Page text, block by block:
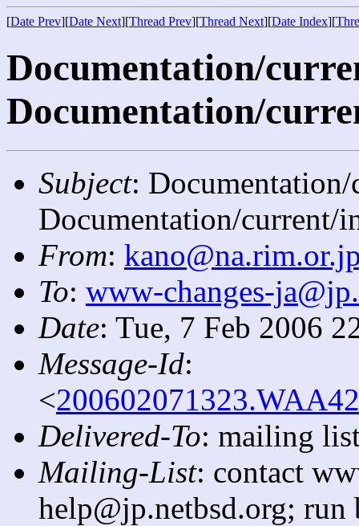
[Date Prev][Date Next][Thread Prev][Thread Next][Date Index][
Documentation/
Documentation/
Subject:
Documentation/current/
From:
To: www-changes-
Date: Tue, 7 Feb 2006
Message-Id:
<
Delivered-To: mailing
Mailing-List: contact
help@jp.netbsd.org;